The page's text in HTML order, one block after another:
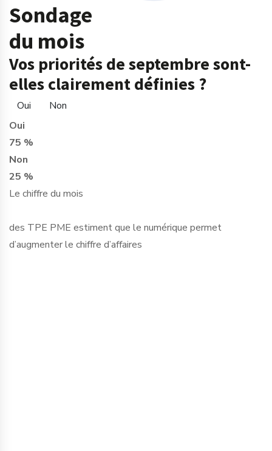
Sondage
du mois
Vos priorités de septembre sont-
elles clairement définies ?
Oui
Non
Oui
75 %
Non
25 %
Le chiffre du mois
des TPE PME estiment que le numérique permet
d’augmenter le chiffre d’affaires